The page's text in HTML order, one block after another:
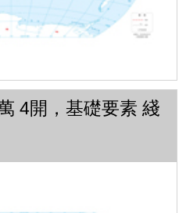
4開，基礎要素 綫